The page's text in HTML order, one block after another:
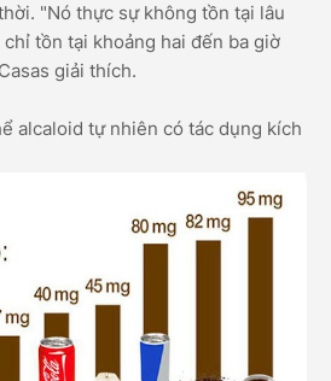
"Nó thực sự không tồn tại lâu
tồn tại khoảng hai đến ba giờ
giải thích.
alcaloid tự nhiên có tác dụng kích